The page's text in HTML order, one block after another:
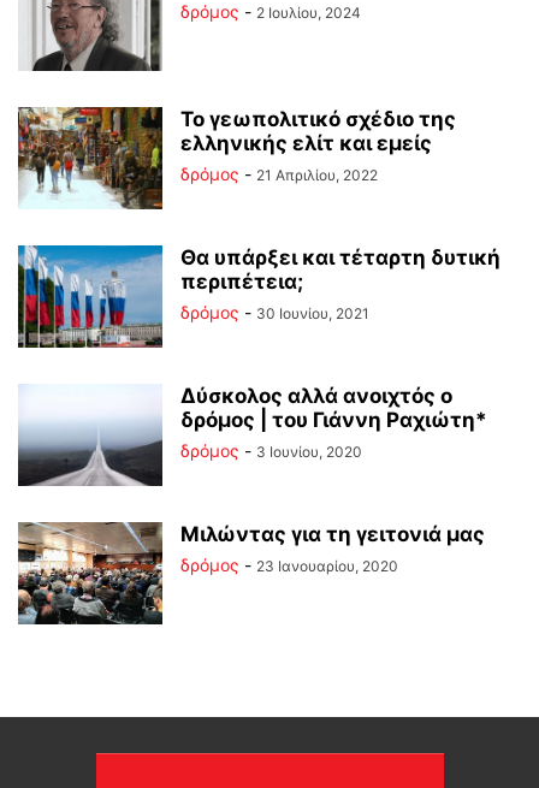
δρόμος - 2 Ιουλίου, 2024
Το γεωπολιτικό σχέδιο της
ελληνικής ελίτ και εμείς
δρόμος - 21 Απριλίου, 2022
Θα υπάρξει και τέταρτη δυτική
περιπέτεια;
δρόμος - 30 Ιουνίου, 2021
Δύσκολος αλλά ανοιχτός ο
δρόμος | του Γιάννη Ραχιώτη*
δρόμος - 3 Ιουνίου, 2020
Μιλώντας για τη γειτονιά μας
δρόμος - 23 Ιανουαρίου, 2020